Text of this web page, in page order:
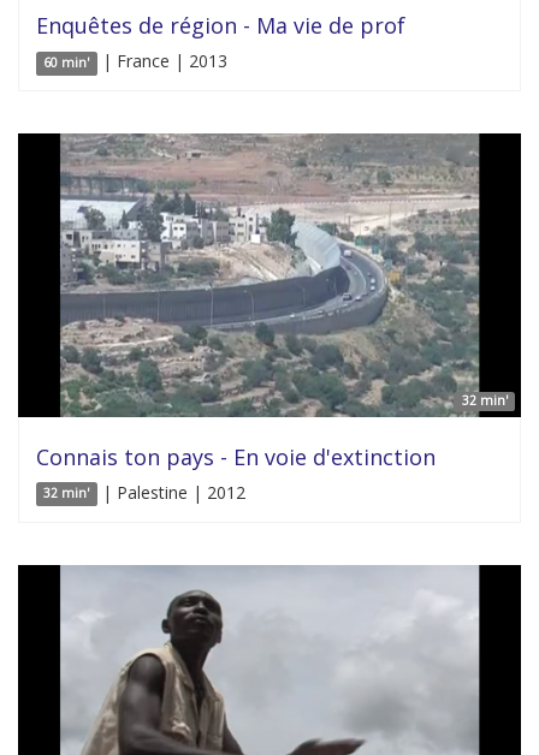
Enquêtes de région - Ma vie de prof
60 min' | France | 2013
32 min'
Connais ton pays - En voie d'extinction
32 min' | Palestine | 2012